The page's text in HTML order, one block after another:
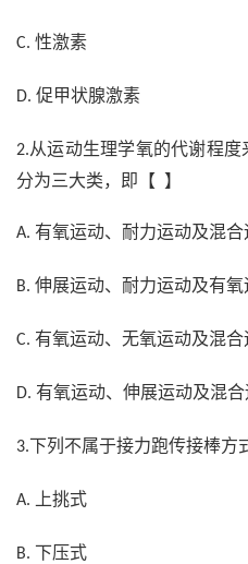
C. 性激素
D. 促甲状腺激素
2.从运动生理学氧的代谢程
分为三大类，即【 】
A. 有氧运动、耐力运动及混合
B. 伸展运动、耐力运动及有氧
C. 有氧运动、无氧运动及混合
D. 有氧运动、伸展运动及混
3.下列不属于接力跑传接棒方
A. 上挑式
B. 下压式